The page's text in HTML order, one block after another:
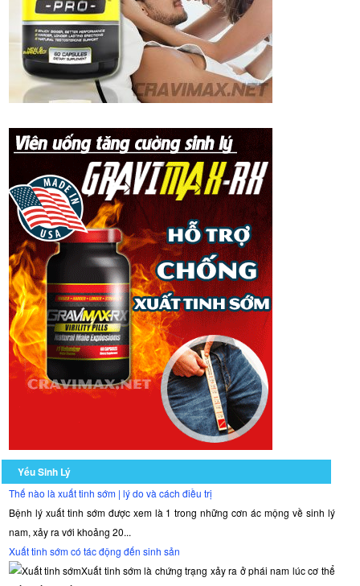
Yếu Sinh Lý
Thế nào là xuất tinh sớm | lý do và cách điều trị
Bệnh lý xuất tinh sớm được xem là 1 trong những cơn ác mộng về sinh lý
nam, xảy ra với khoảng 20...
Xuất tinh sớm có tác động đến sinh sản
Xuất tinh sớm là chứng trạng xảy ra ở phái nam lúc cơ thể